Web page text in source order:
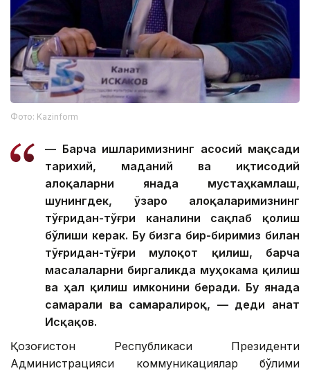
Фото: Kazinform
— Барча ишларимизнинг асосий мақсади
тарихий, маданий ва иқтисодий
алоқаларни янада мустаҳкамлаш,
шунингдек, ўзаро алоқаларимизнинг
тўғридан-тўғри каналини сақлаб қолиш
бўлиши керак. Бу бизга бир-биримиз билан
тўғридан-тўғри мулоқот қилиш, барча
масалаларни биргаликда муҳокама қилиш
ва ҳал қилиш имконини беради. Бу янада
самарали ва самаралироқ, — деди Қанат
Исқақов.
Қозоғистон Республикаси Президенти
Администрацияси коммуникациялар бўлими